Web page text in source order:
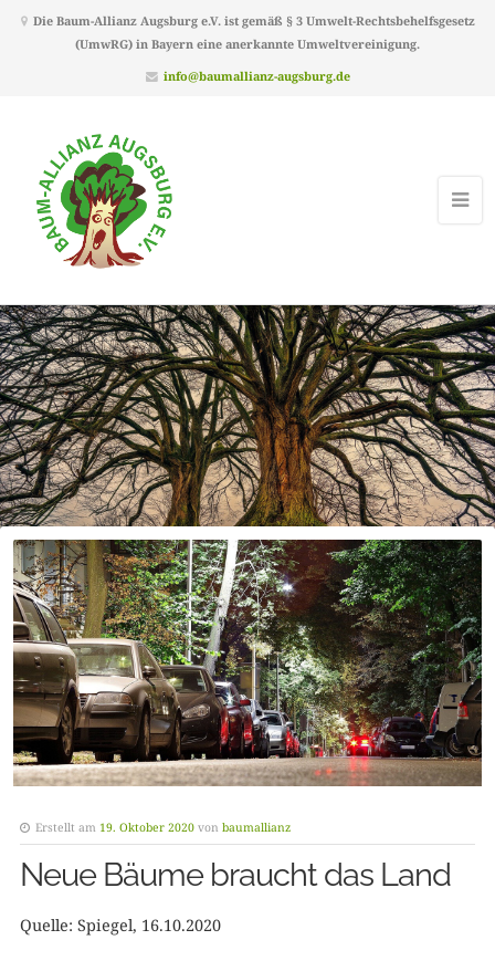
Die Baum-Allianz Augsburg e.V. ist gemäß § 3 Umwelt-Rechtsbehelfsgesetz
(UmwRG) in Bayern eine anerkannte Umweltvereinigung.
info@baumallianz-augsburg.de
Erstellt am 19. Oktober 2020 von baumallianz
Neue Bäume braucht das Land
Quelle: Spiegel, 16.10.2020